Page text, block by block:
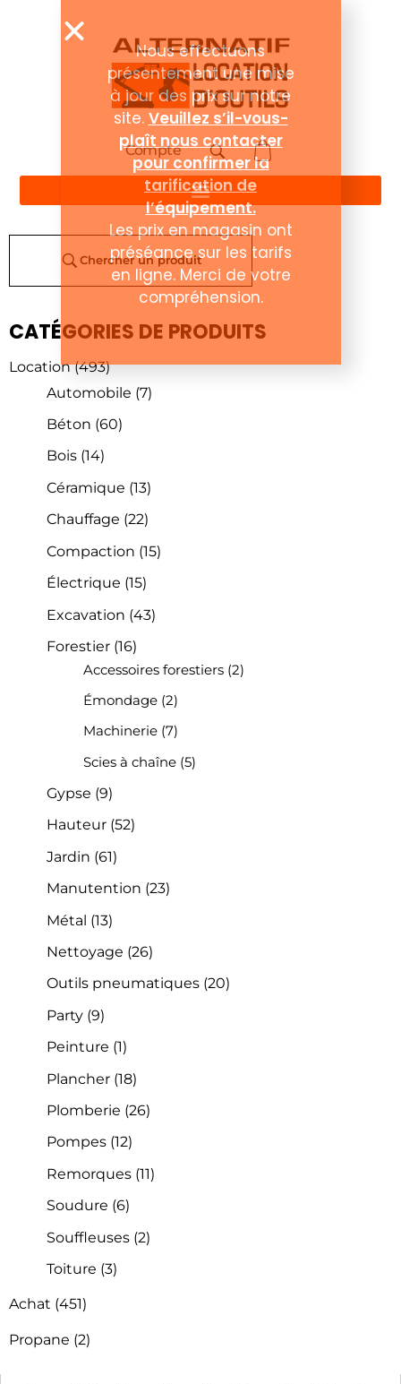
Compte
Chercher un produit
CATÉGORIES DE PRODUITS
Location (493)
Automobile (7)
Béton (60)
Bois (14)
Céramique (13)
Chauffage (22)
Compaction (15)
Électrique (15)
Excavation (43)
Forestier (16)
Accessoires forestiers (2)
Émondage (2)
Machinerie (7)
Scies à chaîne (5)
Gypse (9)
Hauteur (52)
Jardin (61)
Manutention (23)
Métal (13)
Nettoyage (26)
Outils pneumatiques (20)
Party (9)
Peinture (1)
Plancher (18)
Plomberie (26)
Pompes (12)
Remorques (11)
Soudure (6)
Souffleuses (2)
Toiture (3)
Achat (451)
Propane (2)